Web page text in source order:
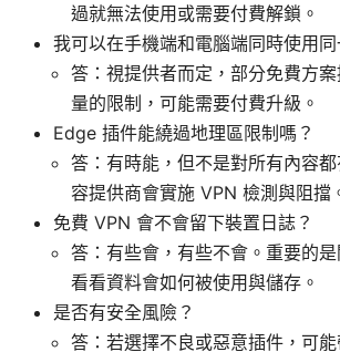
過就無法使用或需要付費解鎖。
我可以在手機端和電腦端同時使用同
答：視提供者而定，部分免費方
量的限制，可能需要付費升級。
Edge 插件能繞過地理區限制嗎？
答：有時能，但不是對所有內容
容提供商會實施 VPN 檢測與阻擋
免費 VPN 會不會留下裝置日誌？
答：有些會，有些不會。重要的是
看看資料會如何被使用與儲存。
是否有安全風險？
答：若選擇不良或惡意插件，可